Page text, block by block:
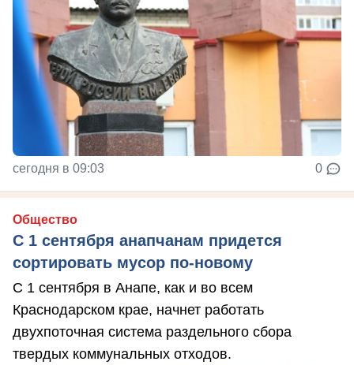
сегодня в 09:03 0
Общество
С 1 сентября анапчанам придется
сортировать мусор по-новому
С 1 сентября в Анапе, как и во всем
Краснодарском крае, начнет работать
двухпоточная система раздельного сбора
твердых коммунальных отходов.